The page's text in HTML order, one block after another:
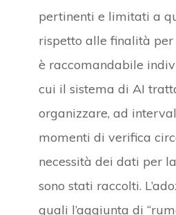
pertinenti e limitati a
rispetto alle finalità
è raccomandabile
cui il sistema di AI
organizzare, ad
momenti di verifica
necessità dei dati per
sono stati raccolti.
quali l’aggiunta di